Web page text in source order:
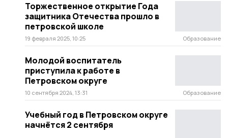
Торжественное открытие Года
защитника Отечества прошло в
петровской школе
19 февраля 2025, 10:25 Образование
Молодой воспитатель
приступила к работе в
Петровском округе
10 сентября 2024, 13:31 Образование
Учебный год в Петровском округе
начнётся 2 сентября